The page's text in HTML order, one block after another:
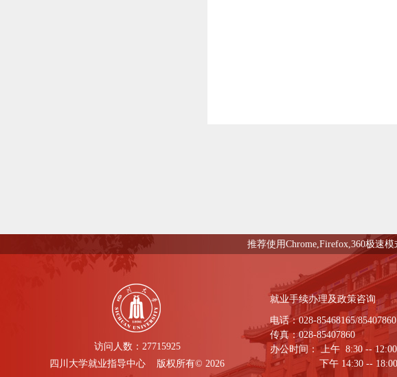
推荐使用Chrome,Firefox,360极速
访问人数： 27715925
四川大学就业指导中心 版权所有© 2026
就业手续办理及政策咨询
电话：028-85468165/85407860
传真：028-85407860
办公时间： 上午 8:30 -- 12:00
下午 14:30 -- 18:00